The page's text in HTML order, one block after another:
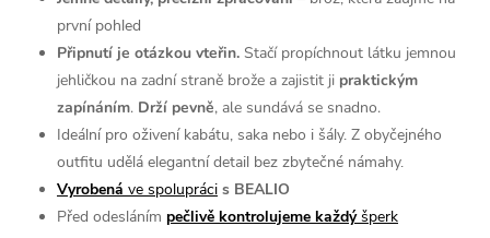
první pohled
Připnutí je otázkou vteřin. Stačí propíchnout látku jemnou
jehličkou na zadní straně brože a zajistit ji praktickým
zapínáním. Drží pevně, ale sundává se snadno.
Ideální pro oživení kabátu, saka nebo i šály. Z obyčejného
outfitu udělá elegantní detail bez zbytečné námahy.
Vyrobená ve spolupráci s BEALIO
Před odesláním pečlivě kontrolujeme každýšperk